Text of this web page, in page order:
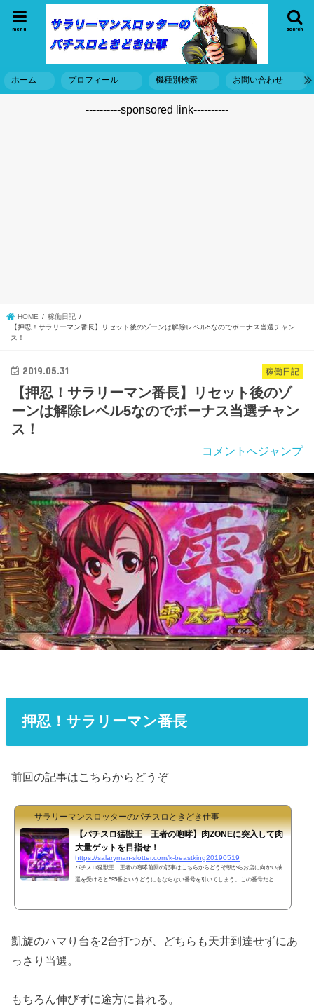
search
menu
ホーム プロフィール 機種別検索 お問い合わせ
----------sponsored link----------
HOME
稼働日記
【押忍！サラリーマン番長】リセット後のゾーンは解除レベル5なのでボーナス当選チャン
ス！
稼働日記
2019.05.31
【押忍！サラリーマン番長】リセット後のゾ
ーンは解除レベル5なのでボーナス当選チャン
ス！
コメントへジャンプ
押忍！サラリーマン番長
前回の記事はこちらからどうぞ
サラリーマンスロッターのパチスロときどき仕事
【パチスロ猛獣王 王者の咆哮】肉ZONEに突入して肉
大量ゲットを目指せ！
https://salaryman-slotter.com/k-beastking20190519
パチスロ猛獣王 王者の咆哮前回の記事はこちらからどうぞ朝からお店に向かい抽
選を受けると595番というどうにもならない番号を引いてしまう。この番号だとき
るかもしれないがすでに空き台はなし。ハナハナでも良いかもし...
凱旋のハマり台を2台打つが、どちらも天井到達せずにあ
っさり当選。
もちろん伸びずに途方に暮れる。